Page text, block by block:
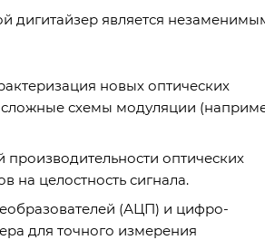
дигитайзер является
новых оптических
сложные схемы модуляции
производительности оптических
на целостность сигнала.
(АЦП) и цифро-
для точного измерения